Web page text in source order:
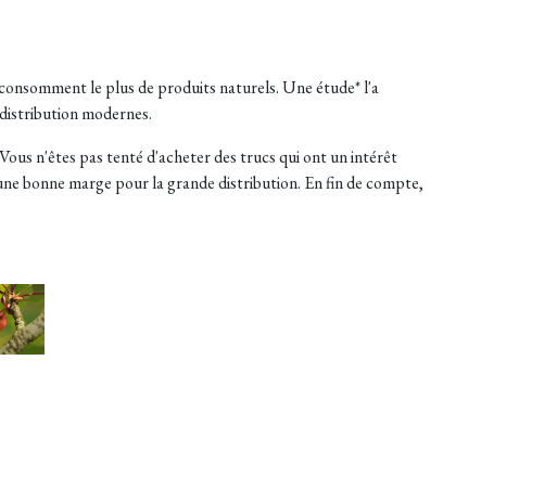
le plus de produits naturels. Une étude* l'a
modernes.
n'êtes pas tenté d'acheter des trucs qui ont un intérêt
bonne marge pour la grande distribution. En fin de compte,